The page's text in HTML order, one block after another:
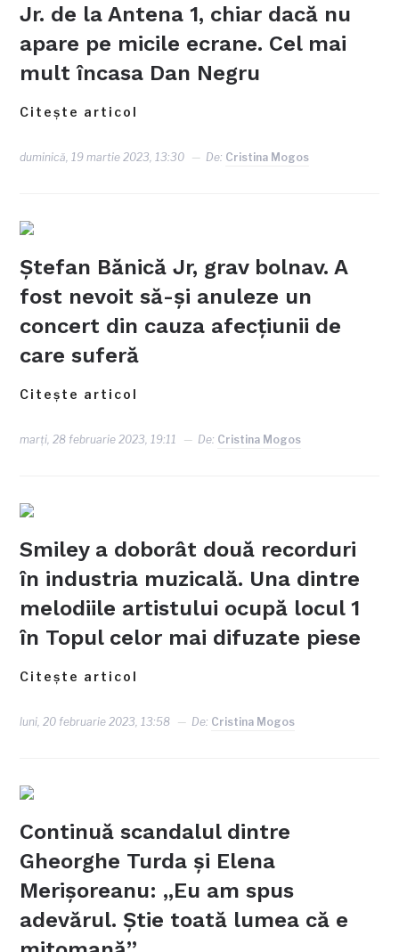
Jr. de la Antena 1, chiar dacă nu
apare pe micile ecrane. Cel mai
mult încasa Dan Negru
Citește articol
duminică, 19 martie 2023, 13:30 De: Cristina Mogos
Ștefan Bănică Jr, grav bolnav. A
fost nevoit să-și anuleze un
concert din cauza afecțiunii de
care suferă
Citește articol
marți, 28 februarie 2023, 19:11 De: Cristina Mogos
Smiley a doborât două recorduri
în industria muzicală. Una dintre
melodiile artistului ocupă locul 1
în Topul celor mai difuzate piese
Citește articol
luni, 20 februarie 2023, 13:58 De: Cristina Mogos
Continuă scandalul dintre
Gheorghe Turda și Elena
Merișoreanu: „Eu am spus
adevărul. Știe toată lumea că e